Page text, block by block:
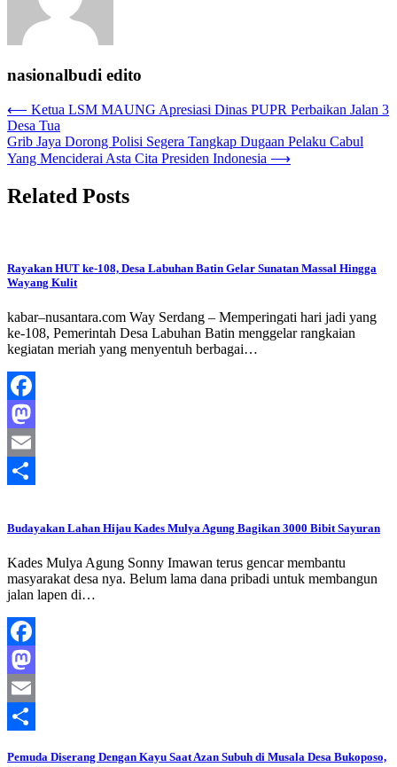
nasionalbudi edito
Navigasi
pos
⟵ Ketua LSM MAUNG Apresiasi Dinas PUPR Perbaikan Jalan 3
Desa Tua
Grib Jaya Dorong Polisi Segera Tangkap Dugaan Pelaku Cabul
Yang Menciderai Asta Cita Presiden Indonesia ⟶
Related Posts
Rayakan HUT ke-108, Desa Labuhan Batin Gelar Sunatan Massal Hingga
Wayang Kulit
​kabar–nusantara.com Way Serdang – Memperingati hari jadi yang
ke-108, Pemerintah Desa Labuhan Batin menggelar rangkaian
kegiatan meriah yang menyentuh berbagai…
Facebook
Mastodon
Email
Budayakan Lahan Hijau Kades Mulya Agung Bagikan 3000 Bibit Sayuran
Kades Mulya Agung Sonny Imawan terus gencar membantu
masyarakat desa nya. Belum lama dana pribadi untuk membangun
jalan lapen di…
Facebook
Mastodon
Email
Pemuda Diserang Dengan Kayu Saat Azan Subuh di Musala Desa Bukoposo,